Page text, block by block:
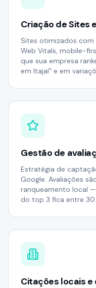
Criação de Sites
Sites otimizados com
Web Vitals, mobile-
que sua empresa
em Itajaí" e em
Gestão de
Estratégia de
Google. Avaliações
ranqueamento local
do top 3 fica entre
Citações locais